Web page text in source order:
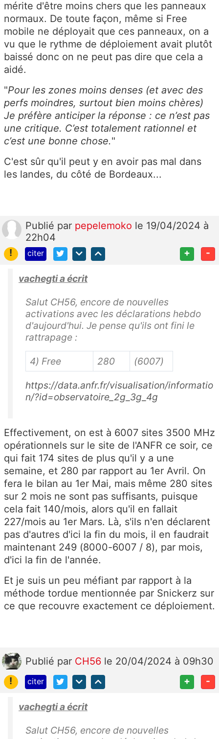
mérite d'être moins chers que les panneaux
normaux. De toute façon, même si Free
mobile ne déployait que ces panneaux, on a
vu que le rythme de déploiement avait plutôt
baissé donc on ne peut pas dire que cela a
aidé.
"Pour les zones moins denses (et avec des
perfs moindres, surtout bien moins chères)
Je préfère anticiper la réponse : ce n’est pas
une critique. C’est totalement rationnel et
c’est une bonne chose."
C'est sûr qu'il peut y en avoir pas mal dans
les landes, du côté de Bordeaux...
Publié par pepelemoko le 19/04/2024 à
22h04
!
citer + -
vachegti a écrit
Salut CH56, encore de nouvelles
activations avec les déclarations hebdo
d'aujourd'hui. Je pense qu'ils ont fini le
rattrapage :
4) Free 280 (6007)
https://data.anfr.fr/visualisation/informatio
n/?id=observatoire_2g_3g_4g
Effectivement, on est à 6007 sites 3500 MHz
opérationnels sur le site de l'ANFR ce soir, ce
qui fait 174 sites de plus qu'il y a une
semaine, et 280 par rapport au 1er Avril. On
fera le bilan au 1er Mai, mais même 280 sites
sur 2 mois ne sont pas suffisants, puisque
cela fait 140/mois, alors qu'il en fallait
227/mois au 1er Mars. Là, s'ils n'en déclarent
pas d'autres d'ici la fin du mois, il en faudrait
maintenant 249 (8000-6007 / 8), par mois,
d'ici la fin de l'année.
Et je suis un peu méfiant par rapport à la
méthode tordue mentionnée par Snickerz sur
ce que recouvre exactement ce déploiement.
Publié par CH56 le 20/04/2024 à 09h30
!
citer + -
vachegti a écrit
Salut CH56, encore de nouvelles